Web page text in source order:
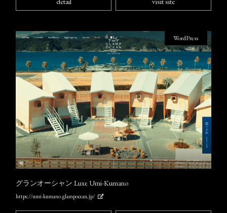
グランオーシャン Luxe Umi-Kumano
https://umi-kumano.glampocean.jp/
WordPress